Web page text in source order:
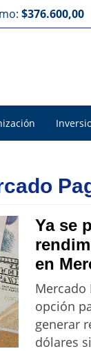
$376.600,00
Ya se
en
Mercado
opción
generar
dólares